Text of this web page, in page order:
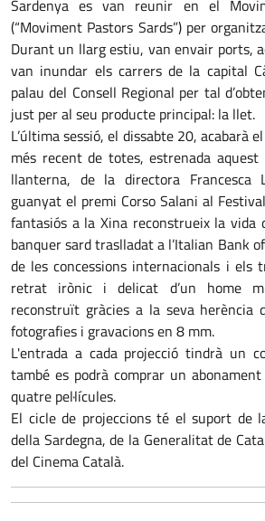
Sardenya es van reunir en el
(“Moviment Pastors Sards”) per
Durant un llarg estiu, van envair ports,
van inundar els carrers de la capital
palau del Consell Regional per tal
just per al seu producte principal: la llet.
L’última sessió, el dissabte 20, acabarà
més recent de totes, estrenada aquest
llanterna, de la directora Francesca
guanyat el premi Corso Salani al
fantasiós a la Xina reconstrueix la vida
banquer sard traslladat a l’Italian Bank
de les concessions internacionals i els
retrat irònic i delicat d’un home
reconstruït gràcies a la seva herència
fotografies i gravacions en 8 mm.
L'entrada a cada projecció tindrà un
també es podrà comprar un
quatre pel·lícules.
El cicle de projeccions té el suport de
della Sardegna, de la Generalitat de
del Cinema Català.